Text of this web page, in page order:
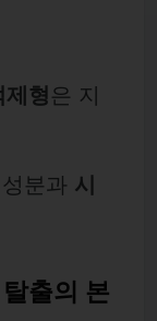
제형은 지
분과 시
출의 본